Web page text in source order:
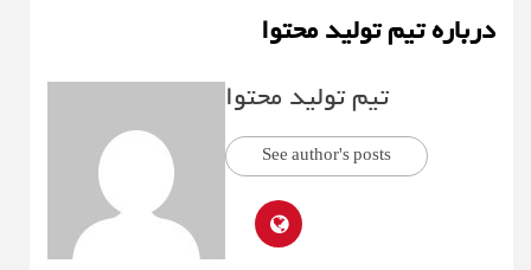
درباره تیم تولید محتوا
تیم تولید محتوا
See author's posts